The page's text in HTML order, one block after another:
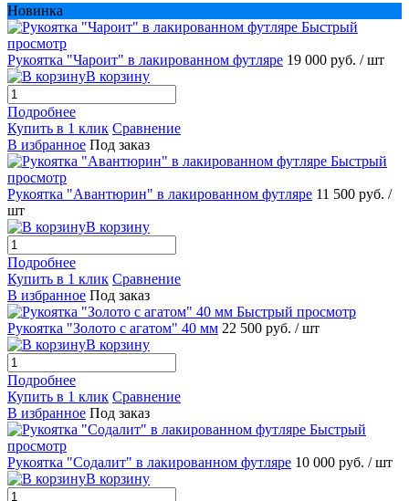
Новинка
Быстрый
просмотр
Рукоятка "Чароит" в лакированном футляре 19 000 руб. / шт
В корзину
Подробнее
Купить в 1 клик Сравнение
В избранное Под заказ
Быстрый
просмотр
Рукоятка "Авантюрин" в лакированном футляре 11 500 руб. /
шт
В корзину
Подробнее
Купить в 1 клик Сравнение
В избранное Под заказ
Быстрый просмотр
Рукоятка "Золото с агатом" 40 мм 22 500 руб. / шт
В корзину
Подробнее
Купить в 1 клик Сравнение
В избранное Под заказ
Быстрый
просмотр
Рукоятка "Содалит" в лакированном футляре 10 000 руб. / шт
В корзину